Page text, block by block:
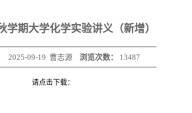
学期大学化学实验讲义（新增）
2025-09-19 曹志源 浏览次数： 13487
请点击下载：